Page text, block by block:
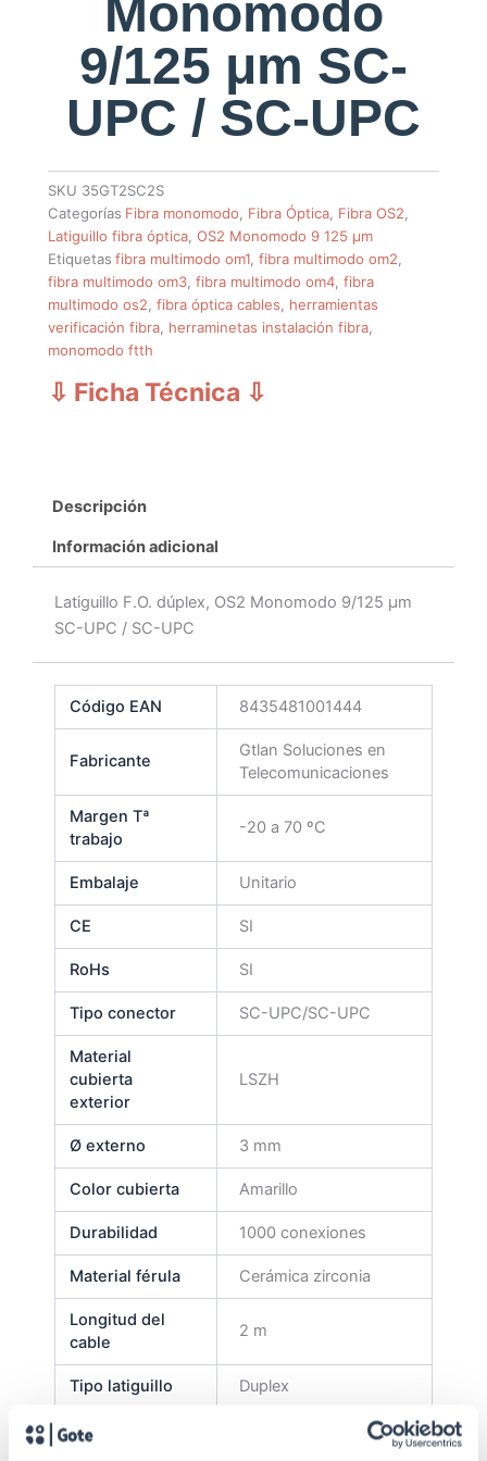
Monomodo
9/125 μm SC-
UPC / SC-UPC
SKU 35GT2SC2S
Categorías Fibra monomodo Fibra Óptica Fibra OS2
Latiguillo fibra óptica ,OS2 Monomodo 9 125 µm
Etiquetas fibra multimodo om1 ,fibra multimodo om2
fibra multimodo om3 ,fibra multimodo om4 ,fibra
multimodo os2 ,fibra óptica cables
herramientas
verificación fibra herraminetas instalación fibra
monomodo ftth
⇩ Ficha Técnica ⇩
Descripción
Información adicional
Latiguillo F.O. dúplex, OS2 Monomodo 9/125 μm
SC-UPC / SC-UPC
Código EAN 8435481001444
Fabricante
Gtlan Soluciones en
Telecomunicaciones
Margen Tª
trabajo
-20 a 70 ºC
Embalaje Unitario
CE SI
RoHs SI
Tipo conector SC-UPC/SC-UPC
Material
cubierta
exterior
LSZH
Ø externo 3 mm
Color cubierta Amarillo
Durabilidad 1000 conexiones
Material férula Cerámica zirconia
Longitud del
cable
2 m
Tipo latiguillo Duplex
Tipo de fibra Monomodo 9/125 µm